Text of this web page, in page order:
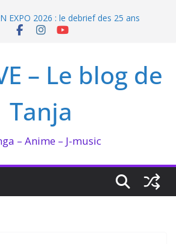
EXPO 2026 : le debrief des 25 ans
lecture et visionnage de juillet 2026
n’est pas un ange
– Le blog de
Tanja
– Anime – J-music